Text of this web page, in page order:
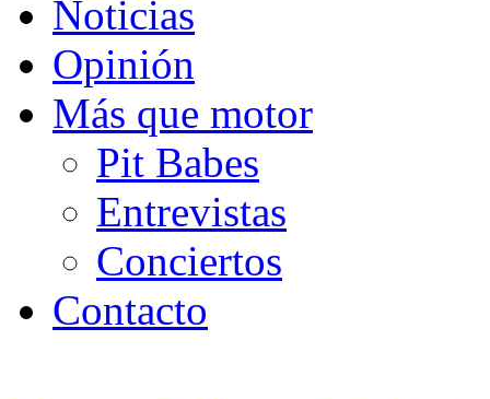
Noticias
Opinión
Más que motor
Pit Babes
Entrevistas
Conciertos
Contacto